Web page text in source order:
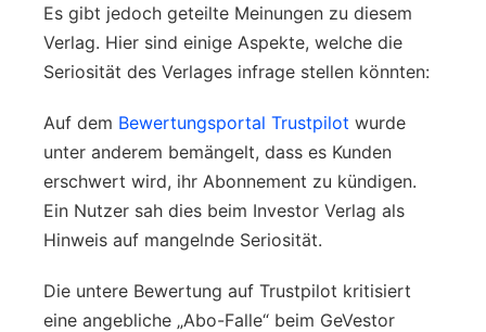
Es gibt jedoch geteilte Meinungen zu diesem
Verlag. Hier sind einige Aspekte, welche die
Seriosität des Verlages infrage stellen könnten:
Auf dem Bewertungsportal Trustpilot wurde
unter anderem bemängelt, dass es Kunden
erschwert wird, ihr Abonnement zu kündigen.
Ein Nutzer sah dies beim Investor Verlag als
Hinweis auf mangelnde Seriosität.
Die untere Bewertung auf Trustpilot kritisiert
eine angebliche „Abo-Falle“ beim GeVestor